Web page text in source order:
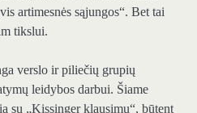
artimesnės sąjungos“. Bet tai
tikslui.
verslo ir piliečių grupių
leidybos darbui. Šiame
su „Kissinger klausimu“, būtent